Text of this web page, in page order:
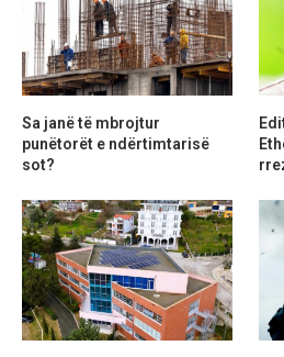
Sa janë të mbrojtur
punëtorët e ndërtimtarisë
sot?